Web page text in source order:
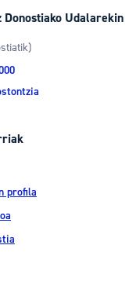
Donostiako Udalarekin
profila